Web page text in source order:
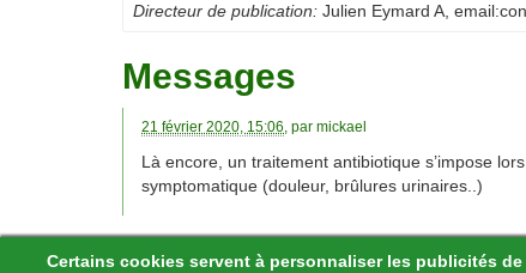
Certains cookies servent à personnaliser les publicités
Directeur de publication: Julien Eymard A , email:
Messages
21 février 2020, 15:06, par mickael
Là encore, un traitement antibiotique s’impose
symptomatique (douleur, brûlures urinaires..)